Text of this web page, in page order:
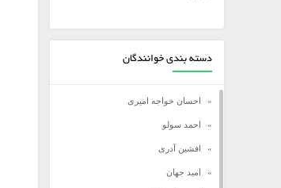
دسته بندی خوانندگان
احسان خواجه امیری
احمد سولو
افشین آدری
امید جهان